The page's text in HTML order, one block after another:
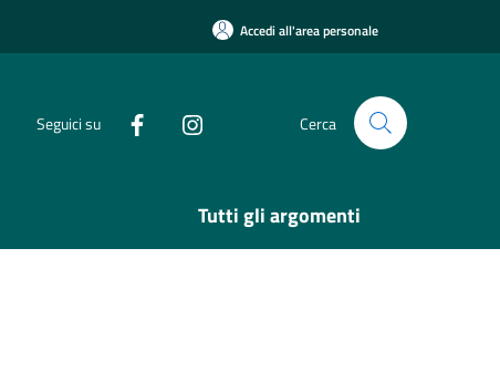
Accedi all'area personale
Seguici su Cerca
Tutti gli argomenti